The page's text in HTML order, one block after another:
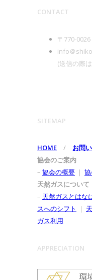
CONTACT
〒770-
info＠
(送信の際
SITEMAP
HOME / お問
協会のご案内
– 協会の概要 ｜
天然ガスについて
– 天然ガスとはな
スへのシフト
｜
ガス利用
APPRECIATION